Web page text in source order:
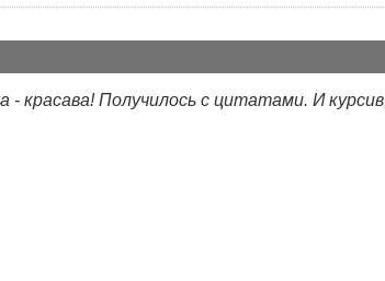
красава! Получилось с цитатами. И